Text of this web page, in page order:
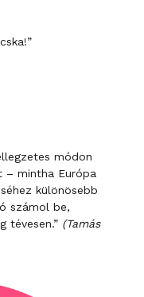
módon
– mintha Európa
különösebb
számol be,
tévesen.” (Tamás